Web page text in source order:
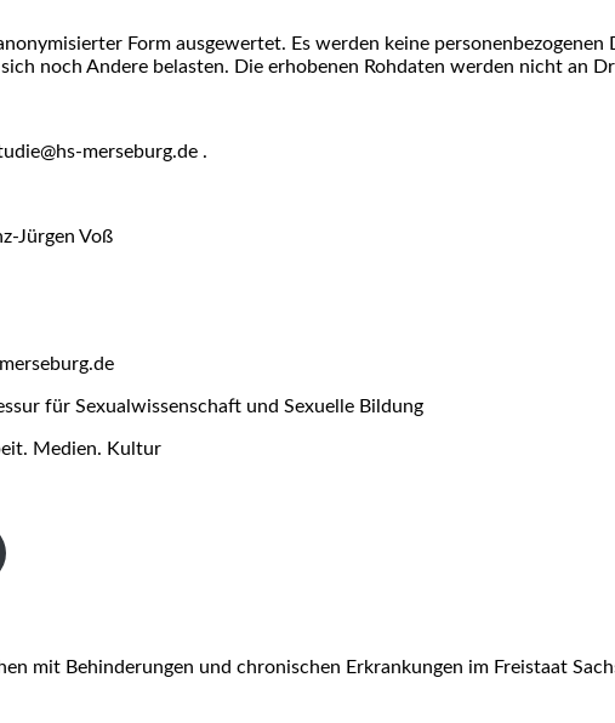
Form ausgewertet. Es werden keine personenbezogenen
noch Andere belasten. Die erhobenen Rohdaten werden nicht an
merseburg.de .
Jürgen Voß
für Sexualwissenschaft und Sexuelle Bildung
Medien. Kultur
mit Behinderungen und chronischen Erkrankungen im Freistaat